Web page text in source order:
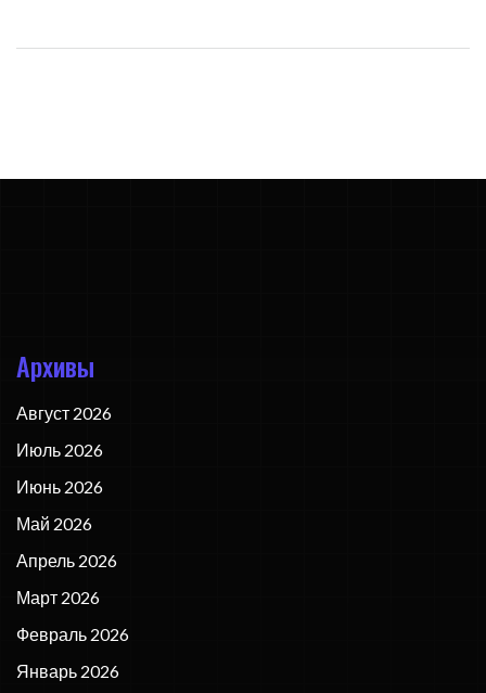
Архивы
Август 2026
Июль 2026
Июнь 2026
Май 2026
Апрель 2026
Март 2026
Февраль 2026
Январь 2026